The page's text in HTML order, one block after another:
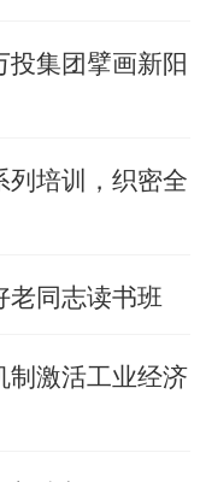
投集团擘画新阳
列培训，织密全
老同志读书班
制激活工业经济